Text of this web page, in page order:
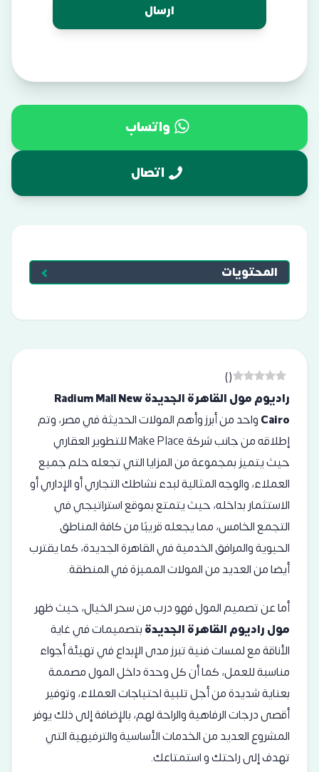
واتساب
اتصال
المحتويات
(
)
راديوم مول القاهرة الجديدة Radium Mall New
Cairoواحد من أبرز وأهم المولات الحديثة في مصر، وتم
إطلاقه من جانب شركة Make Place للتطوير العقاري
حيث يتميز بمجموعة من المزايا التي تجعله حلم جميع
العملاء، والوجه المثالية لبدء نشاطك التجاري أو الإداري أو
الاستثمار بداخله، حيث يتمتع بموقع استراتيجي في
التجمع الخامس، مما يجعله قريبًا من كافة المناطق
الحيوية والمرافق الخدمية في القاهرة الجديدة، كما يقترب
أيضا من العديد من المولات المميزة في المنطقة.
أما عن تصميم المول فهو درب من سحر الخيال، حيث ظهر
مول راديوم القاهرة الجديدةبتصميمات في غاية
الأناقة مع لمسات فنية تبرز مدى الإبداع في تهيئة أجواء
مناسبة للعمل، كما أن كل وحدة داخل المول مصممة
بعناية شديدة من أجل تلبية احتياجات العملاء، وتوفير
أقصى درجات الرفاهية والراحة لهم، بالإضافة إلى ذلك يوفر
المشروع العديد من الخدمات الأساسية والترفيهية التي
تهدف إلى راحتك و استمتاعك.